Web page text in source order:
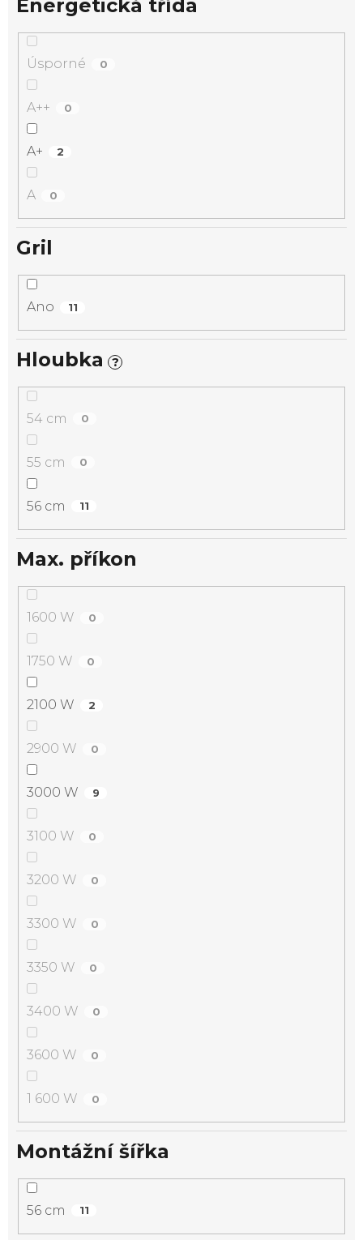
Energetická třída
Úsporné 0
A++ 0
A+ 2
A 0
Gril
Ano 11
Hloubka ?
54 cm 0
55 cm 0
56 cm 11
Max. příkon
1600 W 0
1750 W 0
2100 W 2
2900 W 0
3000 W 9
3100 W 0
3200 W 0
3300 W 0
3350 W 0
3400 W 0
3600 W 0
1 600 W 0
Montážní šířka
56 cm 11